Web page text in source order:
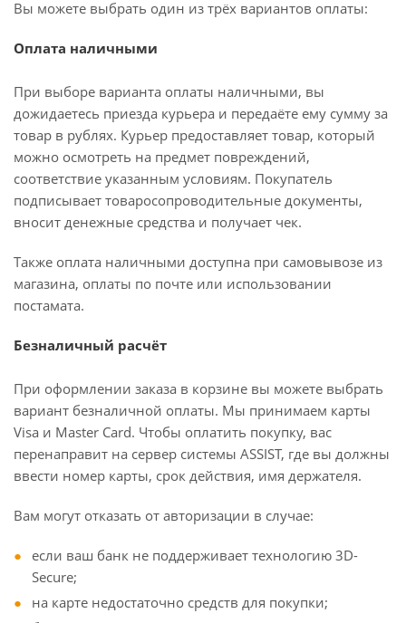
Вы можете выбрать один из трёх вариантов оплаты:
Оплата наличными
При выборе варианта оплаты наличными, вы
дожидаетесь приезда курьера и передаёте ему сумму за
товар в рублях. Курьер предоставляет товар, который
можно осмотреть на предмет повреждений,
соответствие указанным условиям. Покупатель
подписывает товаросопроводительные документы,
вносит денежные средства и получает чек.
Также оплата наличными доступна при самовывозе из
магазина, оплаты по почте или использовании
постамата.
Безналичный расчёт
При оформлении заказа в корзине вы можете выбрать
вариант безналичной оплаты. Мы принимаем карты
Visa и Master Card. Чтобы оплатить покупку, вас
перенаправит на сервер системы ASSIST, где вы должны
ввести номер карты, срок действия, имя держателя.
Вам могут отказать от авторизации в случае:
если ваш банк не поддерживает технологию 3D-
Secure;
на карте недостаточно средств для покупки;